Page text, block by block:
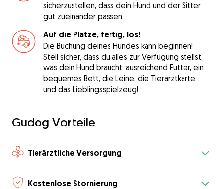
sicherzustellen, dass dein Hund und der Sitter
gut zueinander passen.
Auf die Plätze, fertig, los!
Die Buchung deines Hundes kann beginnen!
Stell sicher, dass du alles zur Verfügung stellst,
was dein Hund braucht: ausreichend Futter, ein
bequemes Bett, die Leine, die Tierarztkarte
und das Lieblingsspielzeug!
Gudog Vorteile
Tierärztliche Versorgung
Kostenlose Stornierung